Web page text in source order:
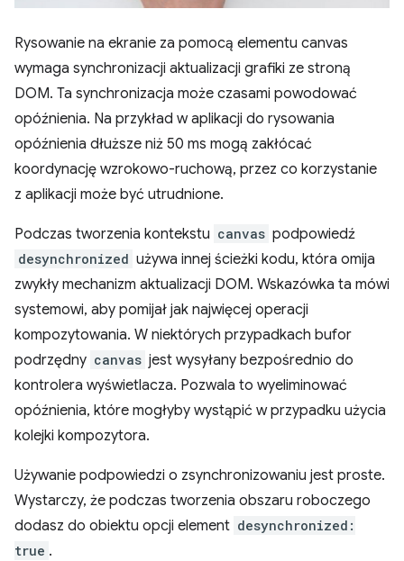
Rysowanie na ekranie za pomocą elementu canvas
wymaga synchronizacji aktualizacji grafiki ze stroną
DOM. Ta synchronizacja może czasami powodować
opóźnienia. Na przykład w aplikacji do rysowania
opóźnienia dłuższe niż 50 ms mogą zakłócać
koordynację wzrokowo-ruchową, przez co korzystanie
z aplikacji może być utrudnione.
Podczas tworzenia kontekstu canvas podpowiedź
desynchronized używa innej ścieżki kodu, która omija
zwykły mechanizm aktualizacji DOM. Wskazówka ta mówi
systemowi, aby pomijał jak najwięcej operacji
kompozytowania. W niektórych przypadkach bufor
podrzędny canvas jest wysyłany bezpośrednio do
kontrolera wyświetlacza. Pozwala to wyeliminować
opóźnienia, które mogłyby wystąpić w przypadku użycia
kolejki kompozytora.
Używanie podpowiedzi o zsynchronizowaniu jest proste.
Wystarczy, że podczas tworzenia obszaru roboczego
dodasz do obiektu opcji element desynchronized:
true .